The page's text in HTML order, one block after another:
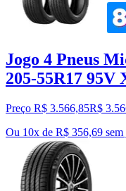
Jogo 4 Pneus
205-55R17 95V
Preço R$ 3.566,85R$
Ou 10x de R$ 356,69 sem